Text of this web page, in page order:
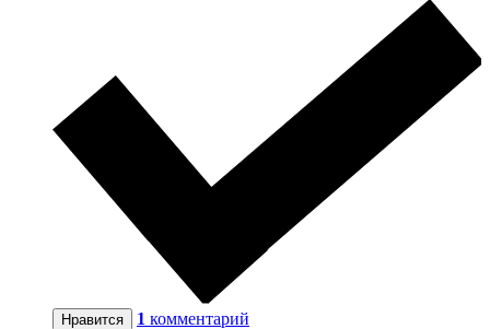
Нравится 1 комментарий